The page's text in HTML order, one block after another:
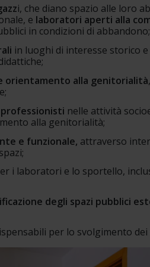
i, che diano spazio alle loro
e laboratori aperti alla
in condizioni di abbandono;
in luoghi di interesse storico
orientamento alla genitorialità
nelle attività
alla genitorialità;
e funzionale, attraverso
i laboratori e lo sportello,
degli spazi pubblici
per lo svolgimento